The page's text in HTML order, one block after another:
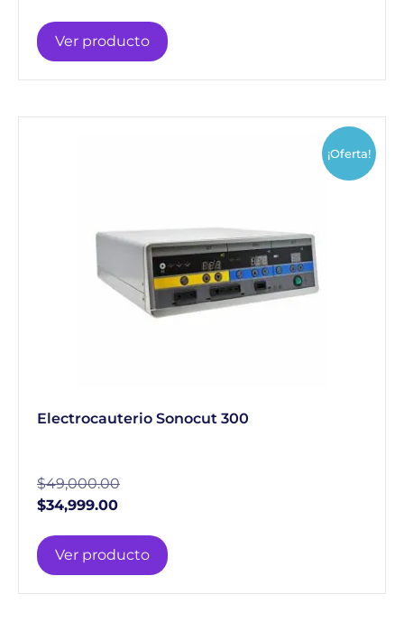
Ver producto
¡Oferta!
Electrocauterio Sonocut 300
$49,000.00
$34,999.00
Ver producto